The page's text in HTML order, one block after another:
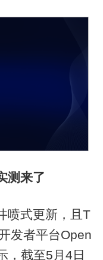
来了
式更新，且T
发者平台Open
，截至5月4日